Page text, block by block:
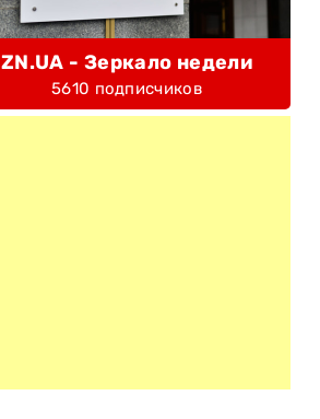
ZN.UA - Зеркало недели
5610 подписчиков